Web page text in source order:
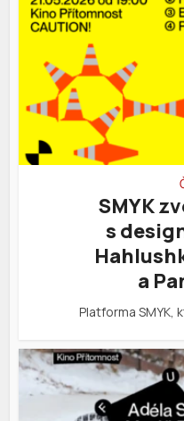
SMYK
s
a
Platforma SMYK,